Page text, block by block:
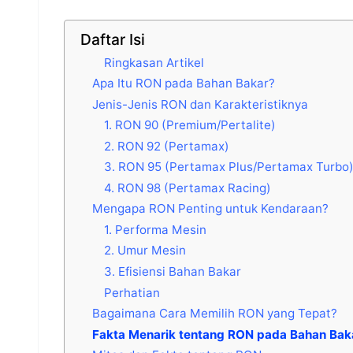
Daftar Isi
Ringkasan Artikel
Apa Itu RON pada Bahan Bakar?
Jenis-Jenis RON dan Karakteristiknya
1. RON 90 (Premium/Pertalite)
2. RON 92 (Pertamax)
3. RON 95 (Pertamax Plus/Pertamax
4. RON 98 (Pertamax Racing)
Mengapa RON Penting untuk Kendaraan?
1. Performa Mesin
2. Umur Mesin
3. Efisiensi Bahan Bakar
Perhatian
Bagaimana Cara Memilih RON yang Tepat?
Fakta Menarik tentang RON pada Bahan